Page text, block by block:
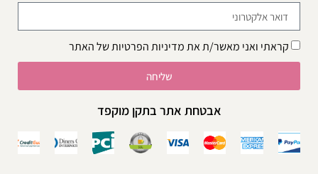
קראתי ואני מאשר/ת אתמדיניות הפרטיותשל האתר
שליחה
אבטחת אתר בתקן מוקפד